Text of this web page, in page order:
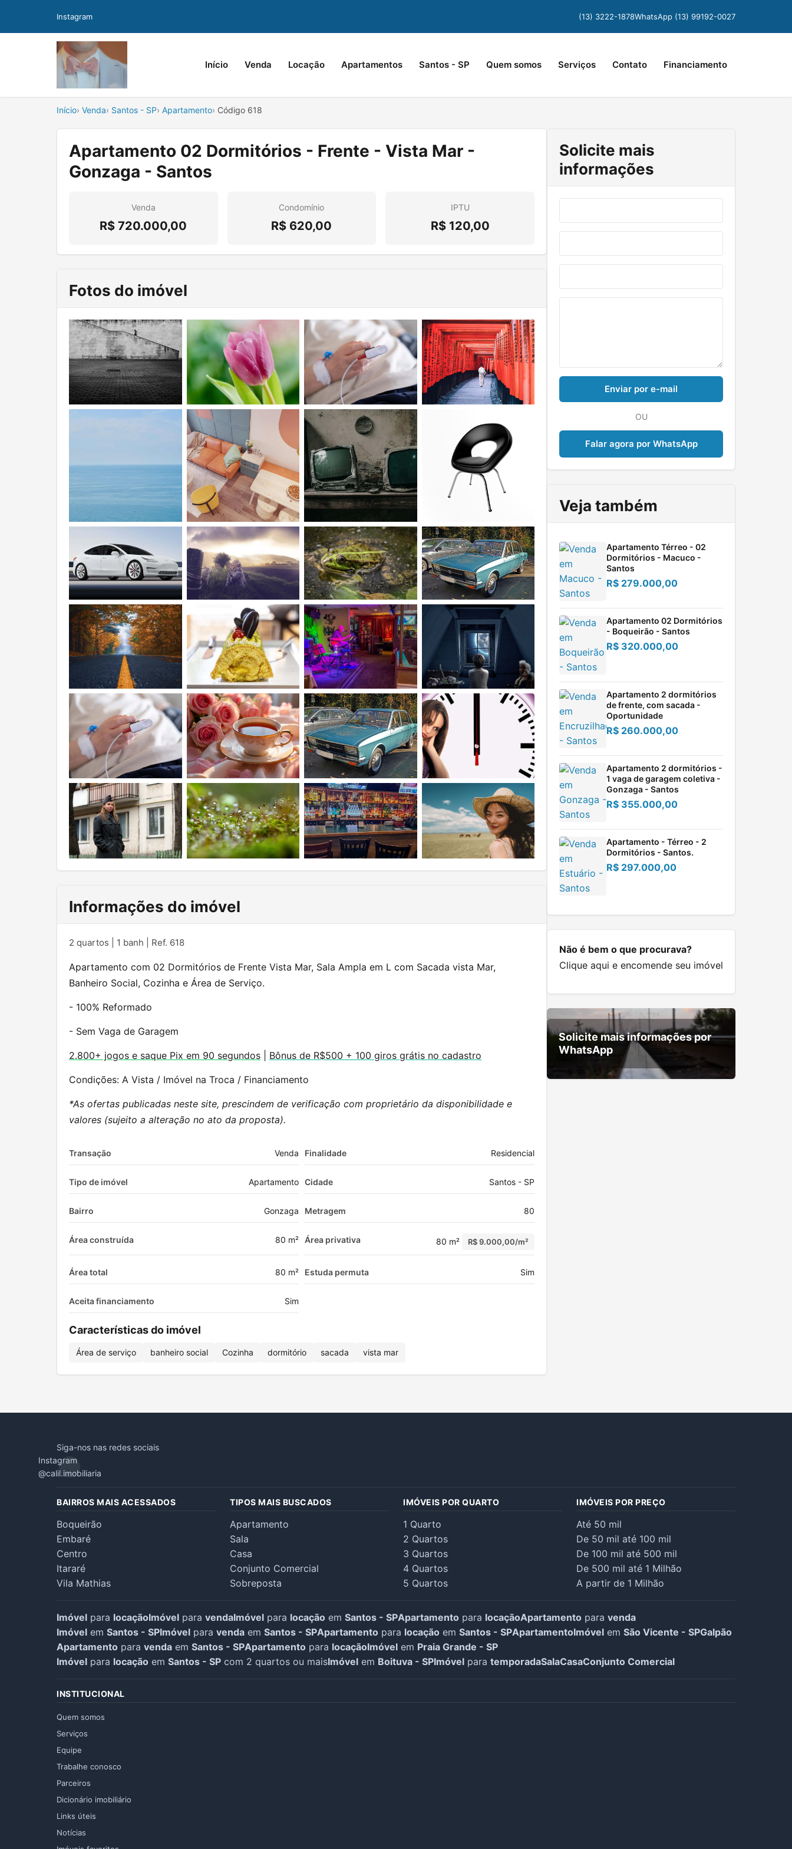
Instagram (13) 3222-1878WhatsApp (13) 99192-0027
Início Venda Locação Apartamentos Santos - SP Quem somos Serviços Contato Financiamento
Início Venda Santos - SP Apartamento Código 618
Apartamento 02 Dormitórios - Frente - Vista Mar -
Gonzaga - Santos
Venda
R$ 720.000,00
Condomínio
R$ 620,00
IPTU
R$ 120,00
Fotos do imóvel
Informações do imóvel
2 quartos | 1 banh | Ref. 618
Apartamento com 02 Dormitórios de Frente Vista Mar, Sala Ampla em L com Sacada vista Mar,
Banheiro Social, Cozinha e Área de Serviço.
- 100% Reformado
- Sem Vaga de Garagem
2.800+ jogos e saque Pix em 90 segundos Bônus de R$500 + 100 giros grátis no cadastro
Condições: A Vista / Imóvel na Troca / Financiamento
*As ofertas publicadas neste site, prescindem de verificação com proprietário da disponibilidade e
valores (sujeito a alteração no ato da proposta).
Transação Venda Finalidade Residencial
Tipo de imóvel Apartamento Cidade Santos - SP
Bairro Gonzaga Metragem 80
Área construída 80 m² Área privativa 80 m² R$ 9.000,00/m²
Área total 80 m² Estuda permuta Sim
Aceita financiamento Sim
Características do imóvel
Área de serviço banheiro social Cozinha dormitório sacada vista mar
Solicite mais
informações
Enviar por e-mail
OU
Falar agora por WhatsApp
Veja também
Apartamento Térreo - 02
Dormitórios - Macuco -
Santos
R$ 279.000,00
Apartamento 02 Dormitórios
- Boqueirão - Santos
R$ 320.000,00
Apartamento 2 dormitórios
de frente, com sacada -
Oportunidade
R$ 260.000,00
Apartamento 2 dormitórios -
1 vaga de garagem coletiva -
Gonzaga - Santos
R$ 355.000,00
Apartamento - Térreo - 2
Dormitórios - Santos.
R$ 297.000,00
Não é bem o que procurava?
Clique aqui e encomende seu imóvel
Solicite mais informações por
WhatsApp
Siga-nos nas redes sociais
Instagram
@calil.imobiliaria
BAIRROS MAIS ACESSADOS
Boqueirão
Embaré
Centro
Itararé
Vila Mathias
TIPOS MAIS BUSCADOS
Apartamento
Sala
Casa
Conjunto Comercial
Sobreposta
IMÓVEIS POR QUARTO
1 Quarto
2 Quartos
3 Quartos
4 Quartos
5 Quartos
IMÓVEIS POR PREÇO
Até 50 mil
De 50 mil até 100 mil
De 100 mil até 500 mil
De 500 mil até 1 Milhão
A partir de 1 Milhão
Imóvel para locaçãoImóvel para vendaImóvel para locação em Santos - SPApartamento para locaçãoApartamento para venda
Imóvel em Santos - SPImóvel para venda em Santos - SPApartamento para locação em Santos - SPApartamentoImóvel em São Vicente - SPGalpão
Apartamento para venda em Santos - SPApartamento para locaçãoImóvel em Praia Grande - SP
Imóvel para locação em Santos - SP com 2 quartos ou maisImóvel em Boituva - SPImóvel para temporadaSalaCasaConjunto Comercial
INSTITUCIONAL
Quem somos
Serviços
Equipe
Trabalhe conosco
Parceiros
Dicionário imobiliário
Links úteis
Notícias